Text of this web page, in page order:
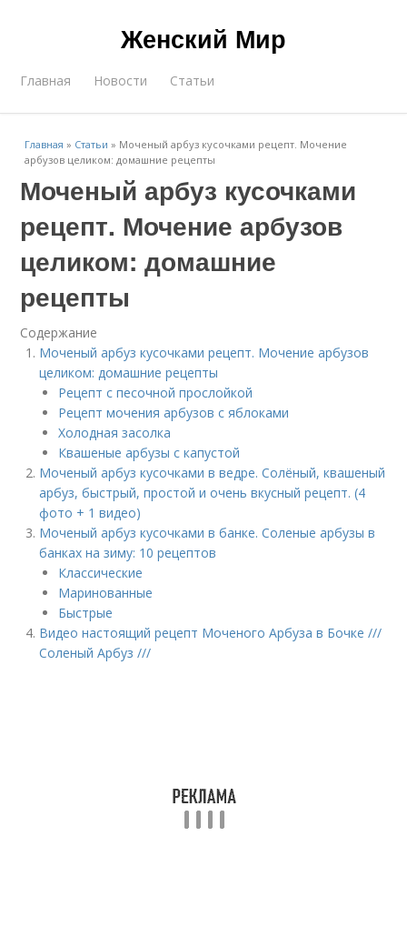
Женский Мир
Главная Новости Статьи
Главная » Статьи » Моченый арбуз кусочками рецепт. Мочение
арбузов целиком: домашние рецепты
Моченый арбуз кусочками
рецепт. Мочение арбузов
целиком: домашние
рецепты
Содержание
Моченый арбуз кусочками рецепт. Мочение арбузов
целиком: домашние рецепты
Рецепт с песочной прослойкой
Рецепт мочения арбузов с яблоками
Холодная засолка
Квашеные арбузы с капустой
Моченый арбуз кусочками в ведре. Солёный, квашеный
арбуз, быстрый, простой и очень вкусный рецепт. (4
фото + 1 видео)
Моченый арбуз кусочками в банке. Соленые арбузы в
банках на зиму: 10 рецептов
Классические
Маринованные
Быстрые
Видео настоящий рецепт Моченого Арбуза в Бочке ///
Соленый Арбуз ///